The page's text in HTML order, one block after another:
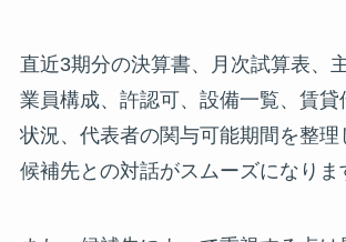
直近3期分の決算書、月次試算表、
業員構成、許認可、設備一覧、賃貸
状況、代表者の関与可能期間を整理
候補先との対話がスムーズになりま